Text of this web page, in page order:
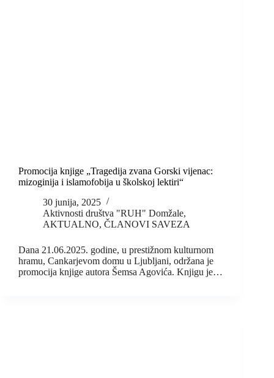
Promocija knjige „Tragedija zvana Gorski vijenac:
mizoginija i islamofobija u školskoj lektiri“
30 junija, 2025
Aktivnosti društva "RUH" Domžale,
AKTUALNO, ČLANOVI SAVEZA
Dana 21.06.2025. godine, u prestižnom kulturnom
hramu, Cankarjevom domu u Ljubljani, održana je
promocija knjige autora Šemsa Agovića. Knjigu je…